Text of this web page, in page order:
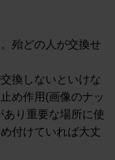
殆どの人が交換せ
換しないといけな
め作用(画像のナッ
あり重要な場所に使
付けていれば大丈